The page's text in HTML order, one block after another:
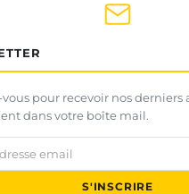
pour recevoir nos derniers
dans votre boîte mail.
email
S'INSCRIRE